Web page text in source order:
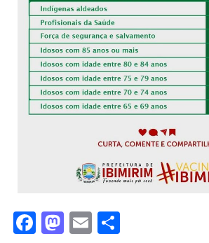
Facebook
Mastodon
Email